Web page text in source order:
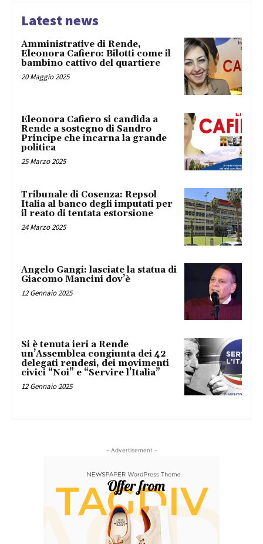
Latest news
Amministrative di Rende,
Eleonora Cafiero: Bilotti come il
bambino cattivo del quartiere
20 Maggio 2025
Eleonora Cafiero si candida a
Rende a sostegno di Sandro
Principe che incarna la grande
politica
25 Marzo 2025
Tribunale di Cosenza: Repsol
Italia al banco degli imputati per
il reato di tentata estorsione
24 Marzo 2025
Angelo Gangi: lasciate la statua di
Giacomo Mancini dov’è
12 Gennaio 2025
Si è tenuta ieri a Rende
un’Assemblea congiunta dei 42
delegati rendesi, dei movimenti
civici “Noi” e “Servire l’Italia”
12 Gennaio 2025
- Advertisement -